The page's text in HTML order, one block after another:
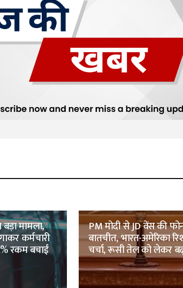
मामला,
कर्मचारी
रकम बचाई
PM मोदी से JD वेंस की
बातचीत, भारत-अमेरिका
चर्चा, रूसी तेल को लेकर